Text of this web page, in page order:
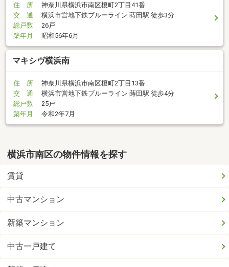
住 所
神奈川県横浜市南区榎町2丁目41番
交 通
横浜市営地下鉄ブルーライン 蒔田駅 徒歩3分
総戸数
26戸
築年月
昭和56年6月
マキシヴ横浜南
住 所
神奈川県横浜市南区榎町2丁目13番
交 通
横浜市営地下鉄ブルーライン 蒔田駅 徒歩4分
総戸数
25戸
築年月
令和2年7月
横浜市南区の物件情報を探す
賃貸
中古マンション
新築マンション
中古一戸建て